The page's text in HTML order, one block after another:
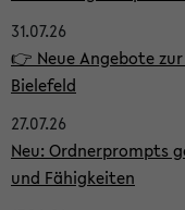
t
e
n
l
e
i
31.07.26
👉 Neue Angebote
Bielefeld
27.07.26
Neu: Ordnerprompts
und Fähigkeiten